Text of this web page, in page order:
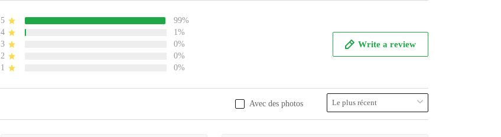
5
99%
4
1%
3
0%
2
0%
1
0%
Write a review
Avec des photos